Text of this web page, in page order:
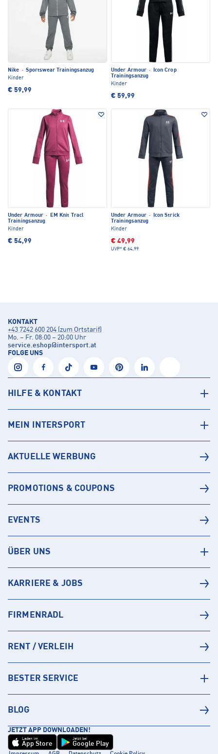
Nike · Sportswear Trainingsanzug
Kinder
€ 59,99
Under Armour ·
Icon Crop
Trainingsanzug
Kinder
€ 59,99
Under Armour ·
EM Knit Tracl
Trainingsanzug
Kinder
€ 54,99
Under Armour ·
Icon Strick
Trainingsanzug
Kinder
€ 49,99
UVP* € 64,99
KONTAKT
+43 7242 600 204 (zum Ortstarif)
Mo. – Fr. 08:00 – 20:00 Uhr
service.eshop@intersport.at
FOLGE UNS
HILFE & KONTAKT
MEIN INTERSPORT
AKTUELLE WERBUNG
PROMOTIONS & COUPONS
EVENTS
ÜBER UNS
KARRIERE & JOBS
FIRMENRADL
RENT / VERLEIH
BESTER SERVICE
BLOG
JETZT APP DOWNLOADEN!
Laden im
App Store
Jetzt bei
Google Play